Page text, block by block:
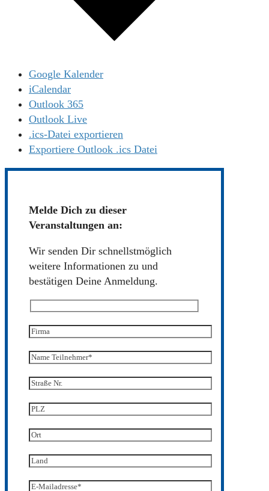
Google Kalender
iCalendar
Outlook 365
Outlook Live
.ics-Datei exportieren
Exportiere Outlook .ics Datei
Melde Dich zu dieser
Veranstaltungen an:
Wir senden Dir schnellstmöglich
weitere Informationen zu und
bestätigen Deine Anmeldung.